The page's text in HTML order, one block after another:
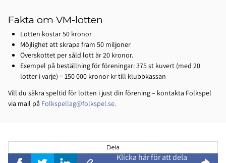
Fakta om VM-lotten
Lotten kostar 50 kronor
Möjlighet att skrapa fram 50 miljoner
Överskottet per såld lott är 20 kronor.
Exempel på beställning för föreningar: 375 st kuvert (med 20
lotter i varje) = 150 000 kronor kr till klubbkassan
Vill du säkra speltid för lotten i just din förening – kontakta Folkspel
via mail på Folkspellag@folkspel.se.
Dela
Klicka här för att dela